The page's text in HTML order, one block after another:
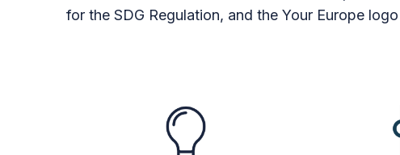
for the SDG Regulation, and the Your Europe